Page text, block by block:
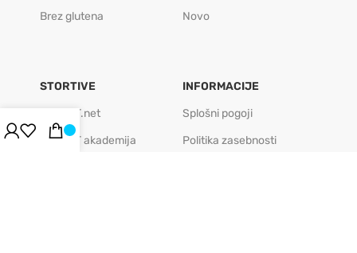
Brez glutena
Novo
STORTIVE
BODIFIT.net
BODIFIT akademija
INFORMACIJE
Splošni pogoji
Politika zasebnosti